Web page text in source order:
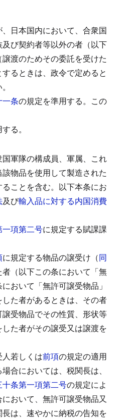
日本国内において、合衆国
び契約者等以外の者（以下
渡のためその委託を受けた
るときは、政令で定めると
条の規定を準用する。 この
る。
軍隊の構成員、軍属、これ
物品を使用して製造された
ことを含む。以下本条にお
及び輸入品に対する内国消費
項第二号に規定する賦課課
に規定する物品の譲受け（同
（以下この条において「無
おいて「無許可譲受物品」
た者があるときは、その者
受物品でその性質、形状等
た者がその譲受又は譲渡を
若しくは前項の規定の適用
合においては、税関長は、
条第一項第二号の規定によ
において、無許可譲受物品又
は、速やかに納税の告知を